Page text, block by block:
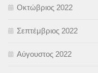
Οκτώβριος 2022
Σεπτέμβριος 2022
Αύγουστος 2022